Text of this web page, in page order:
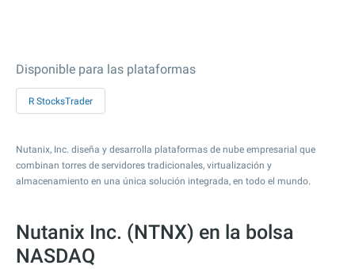
Disponible para las plataformas
R StocksTrader
Nutanix, Inc. diseña y desarrolla plataformas de nube empresarial que
combinan torres de servidores tradicionales, virtualización y
almacenamiento en una única solución integrada, en todo el mundo.
Nutanix Inc. (NTNX) en la bolsa
NASDAQ